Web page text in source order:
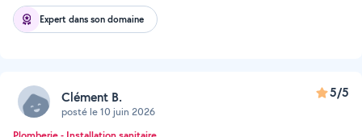
Expert dans son domaine
Clément B.
posté le 10 juin 2026
5/5